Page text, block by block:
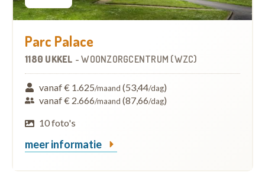
Parc Palace
1180 UKKEL -WOONZORGCENTRUM (WZC)
vanaf € 1.625/maand (53,44/dag)
vanaf € 2.666/maand (87,66/dag)
10 foto's
meer informatie